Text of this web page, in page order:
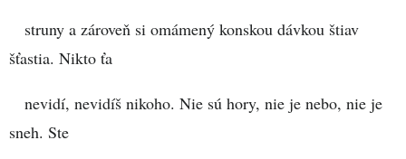
struny a zároveň si omámený konskou dávkou štiav
šťastia. Nikto ťa
nevidí, nevidíš nikoho. Nie sú hory, nie je nebo, nie je
sneh. Ste